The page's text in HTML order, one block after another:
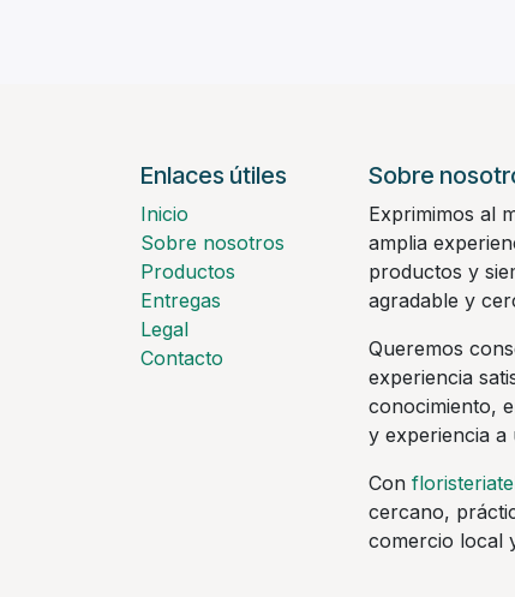
Enlaces útiles
Inicio
Sobre nosotros
Productos
Entregas
Legal
Contacto
Sobre
Exprimimos al
amplia
productos y
agradable y
Queremos
experiencia
conocimiento,
y experiencia a
Con
cercano,
comercio local